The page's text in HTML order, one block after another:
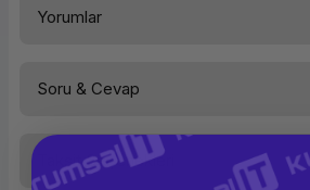
Veri Yolu Standardı
İletim Protokolü
Yorumlar
Yorum Yaz
Soru & Cevap
Ürün hakkında henüz soru
Taksit Seçenekleri